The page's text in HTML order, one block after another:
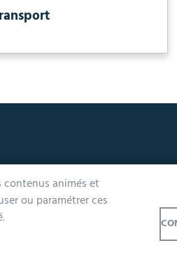
animés et
ou paramétrer ces
de 9h à 12h et de 14h à 17h
19h pour l'Accueil et l'État Civil
et État-Civil)